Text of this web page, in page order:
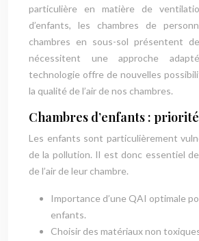
particulière en matière de
d’enfants, les chambres de
chambres en sous-sol présentent
nécessitent une approche
technologie offre de nouvelles
la qualité de l’air de nos chambres.
Chambres d’enfants :
Les enfants sont particulièrement
de la pollution. Il est donc essentiel
de l’air de leur chambre.
Importance d’une QAI optimale
enfants.
Choisir des matériaux non